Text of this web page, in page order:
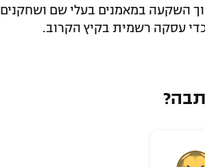
השקעה במאמנים בעלי שם ושחקנים
עסקה רשמית בקיץ הקרוב.